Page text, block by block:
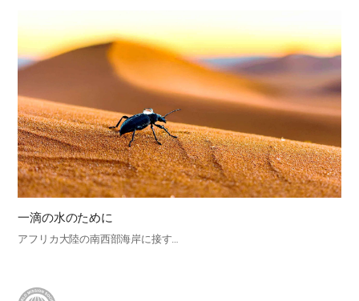
一滴の水のために
アフリカ大陸の南西部海岸に接す…